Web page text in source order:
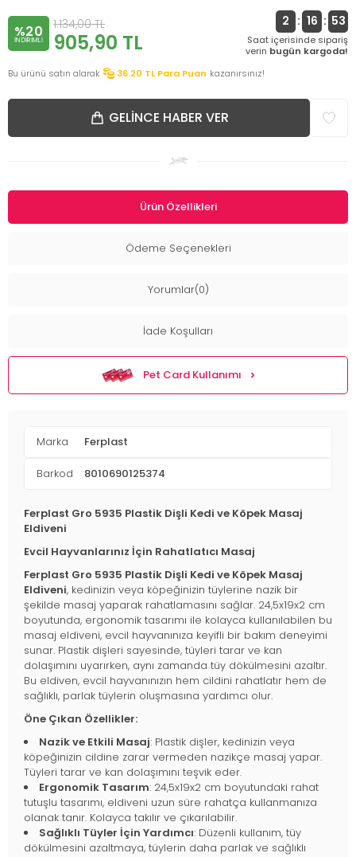
%20
INDIRIMLI
1.134,00TL
905,90 TL
2 : 16 : 52
Saat içerisinde sipariş
verin bugün kargoda!
Bu ürünü satın alarak
36.20 TL Para Puan kazanırsınız!
GELINCE HABER VER
Ürün Özellikleri
Ödeme Seçenekleri
Yorumlar(0)
İade Koşulları
Pet Card Kullanımı
Marka Ferplast
Barkod 8010690125374
Ferplast Gro 5935 Plastik Dişli Kedi ve Köpek Masaj
Eldiveni
Evcil Hayvanlarınız İçin Rahatlatıcı Masaj
Ferplast Gro 5935 Plastik Dişli Kedi ve Köpek Masaj
Eldiveni, kedinizin veya köpeğinizin tüylerine nazik bir
şekilde masaj yaparak rahatlamasını sağlar. 24,5x19x2 cm
boyutunda, ergonomik tasarımı ile kolayca kullanılabilen bu
masaj eldiveni, evcil hayvanınıza keyifli bir bakım deneyimi
sunar. Plastik dişleri sayesinde, tüyleri tarar ve kan
dolaşımını uyarırken, aynı zamanda tüy dökülmesini azaltır.
Bu eldiven, evcil hayvanınızın hem cildini rahatlatır hem de
sağlıklı, parlak tüylerin oluşmasına yardımcı olur.
Öne Çıkan Özellikler:
Nazik ve Etkili Masaj: Plastik dişler, kedinizin veya
köpeğinizin cildine zarar vermeden nazikçe masaj yapar.
Tüyleri tarar ve kan dolaşımını teşvik eder.
Ergonomik Tasarım: 24,5x19x2 cm boyutundaki rahat
tutuşlu tasarımı, eldiveni uzun süre rahatça kullanmanıza
olanak tanır. Kolayca takılır ve çıkarılabilir.
Sağlıklı Tüyler İçin Yardımcı: Düzenli kullanım, tüy
dökülmesini azaltmaya, tüylerin daha parlak ve sağlıklı